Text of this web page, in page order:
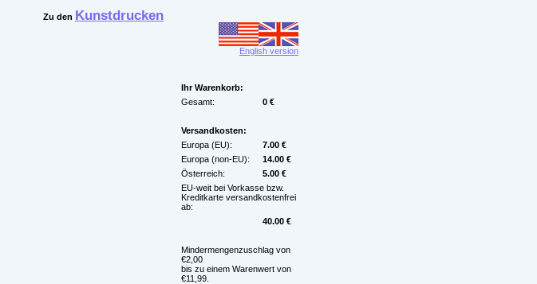
Zu den Kunstdrucken
English version
Ihr Warenkorb:
Gesamt:
0 €
Versandkosten:
Europa (EU):
7.00 €
Europa (non-EU):
14.00 €
Österreich:
5.00 €
EU-weit bei Vorkasse bzw.
Kreditkarte versandkostenfrei
ab:
40.00 €
Mindermengenzuschlag von
€2,00
bis zu einem Warenwert von
€11,99.